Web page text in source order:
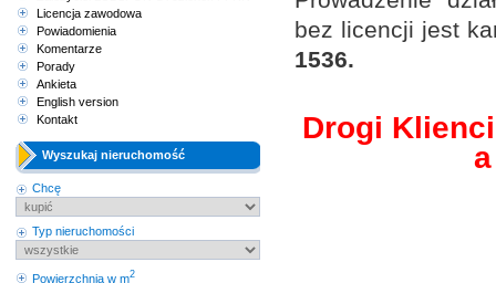
Licencja zawodowa
Powiadomienia
Komentarze
Porady
Ankieta
English version
Kontakt
Wyszukaj nieruchomość
Chcę
Typ nieruchomości
Powierzchnia w m2
bez licencji jest
1536.
Drogi